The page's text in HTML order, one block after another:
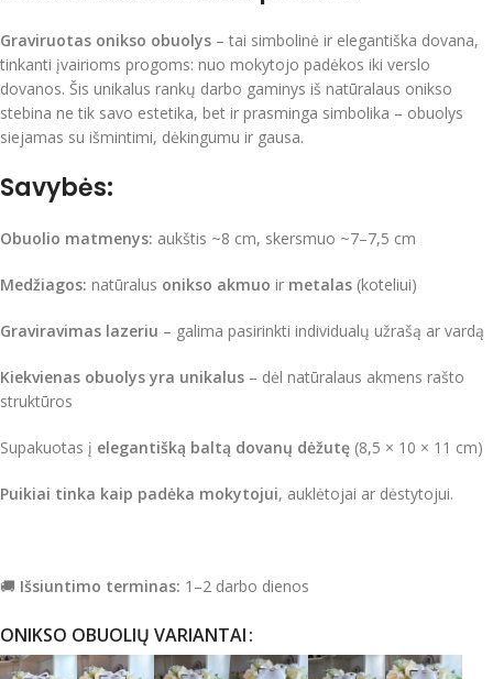
Graviruotas onikso obuolys – tai simbolinė ir elegantiška dovana,
tinkanti įvairioms progoms: nuo mokytojo padėkos iki verslo
dovanos. Šis unikalus rankų darbo gaminys iš natūralaus onikso
stebina ne tik savo estetika, bet ir prasminga simbolika – obuolys
siejamas su išmintimi, dėkingumu ir gausa.
Savybės:
Obuolio matmenys: aukštis ~8 cm, skersmuo ~7–7,5 cm
Medžiagos: natūralus onikso akmuo ir metalas (koteliui)
Graviravimas lazeriu – galima pasirinkti individualų užrašą ar vardą
Kiekvienas obuolys yra unikalus – dėl natūralaus akmens rašto
struktūros
Supakuotas į elegantišką baltą dovanų dėžutę (8,5 × 10 × 11 cm)
Puikiai tinka kaip padėka mokytojui, auklėtojai ar dėstytojui.
🚚 Išsiuntimo terminas: 1–2 darbo dienos
ONIKSO OBUOLIŲ VARIANTAI